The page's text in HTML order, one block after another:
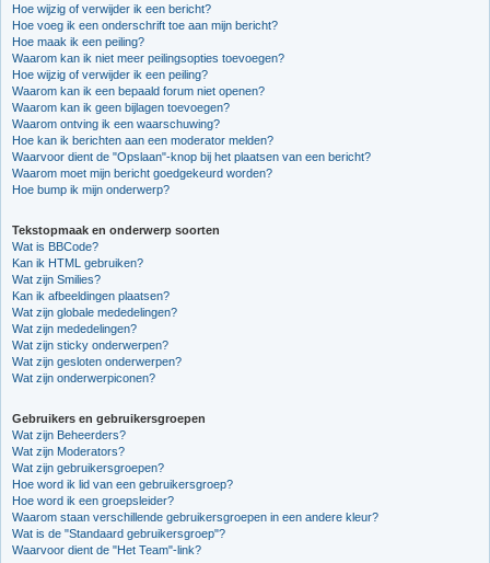
Hoe wijzig of verwijder ik een bericht?
Hoe voeg ik een onderschrift toe aan mijn bericht?
Hoe maak ik een peiling?
Waarom kan ik niet meer peilingsopties toevoegen?
Hoe wijzig of verwijder ik een peiling?
Waarom kan ik een bepaald forum niet openen?
Waarom kan ik geen bijlagen toevoegen?
Waarom ontving ik een waarschuwing?
Hoe kan ik berichten aan een moderator melden?
Waarvoor dient de "Opslaan"-knop bij het plaatsen van een bericht?
Waarom moet mijn bericht goedgekeurd worden?
Hoe bump ik mijn onderwerp?
Tekstopmaak en onderwerp soorten
Wat is BBCode?
Kan ik HTML gebruiken?
Wat zijn Smilies?
Kan ik afbeeldingen plaatsen?
Wat zijn globale mededelingen?
Wat zijn mededelingen?
Wat zijn sticky onderwerpen?
Wat zijn gesloten onderwerpen?
Wat zijn onderwerpiconen?
Gebruikers en gebruikersgroepen
Wat zijn Beheerders?
Wat zijn Moderators?
Wat zijn gebruikersgroepen?
Hoe word ik lid van een gebruikersgroep?
Hoe word ik een groepsleider?
Waarom staan verschillende gebruikersgroepen in een andere kleur?
Wat is de "Standaard gebruikersgroep"?
Waarvoor dient de "Het Team"-link?